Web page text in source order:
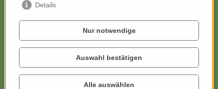
Receive updates by E-Mail in German. You can
unsubscribe at any time.
Farming for Nature Österreich,2026
Details
Nur notwendige
Auswahl bestätigen
Alle auswählen